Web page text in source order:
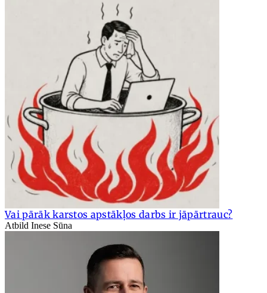
Vai pārāk karstos apstākļos darbs ir jāpārtrauc?
Atbild Inese Sūna